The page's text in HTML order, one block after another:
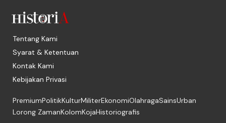
Tentang Kami
Syarat & Ketentuan
Kontak Kami
Kebijakan Privasi
PremiumPolitikKulturMiliterEkonomiOlahragaSainsUrban
Lorong ZamanKolomKojaHistoriografis